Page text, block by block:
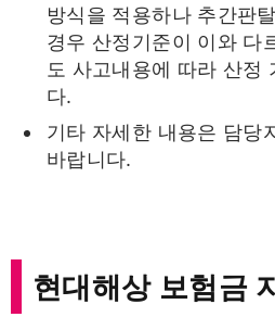
방식을 적용하나 추간판
경우 산정기준이 이와 다
도 사고내용에 따라 산정
다.
기타 자세한 내용은 담당
바랍니다.
현대해상 보험금